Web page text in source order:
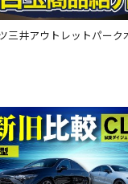
三井アウトレットパー